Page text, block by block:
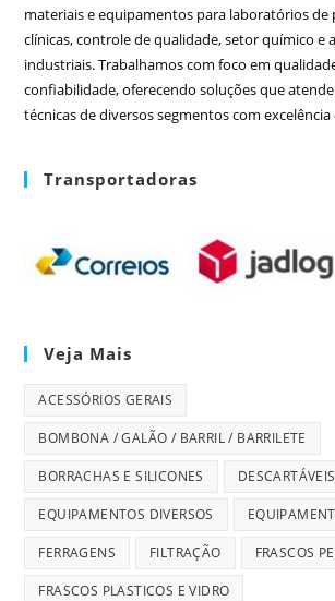
materiais e equipamentos para laboratórios de
clínicas, controle de qualidade, setor químico e
industriais. Trabalhamos com foco em
confiabilidade, oferecendo soluções que
técnicas de diversos segmentos com excelência
Transportadoras
Veja Mais
ACESSÓRIOS GERAIS
BOMBONA / GALÃO / BARRIL / BARRILETE
BORRACHAS E SILICONES
EQUIPAMENTOS DIVERSOS
FERRAGENS FILTRAÇÃO FRASCOS
FRASCOS PLASTICOS E VIDRO